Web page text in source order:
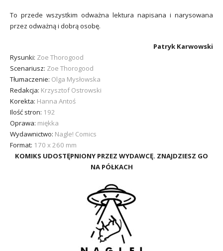
To przede wszystkim odważna lektura napisana i narysowana
przez odważną i dobrą osobę.
Patryk Karwowski
Rysunki: Zoe Thorogood
Scenariusz: Zoe Thorogood
Tłumaczenie: Olga Mysłowska
Redakcja: Krzysztof Ostrowski
Korekta: Hanna Antoś
Ilość stron: 192
Oprawa: miękka
Wydawnictwo: Nagle! Comics
Format: 170 x 260 mm
KOMIKS UDOSTĘPNIONY PRZEZ WYDAWCĘ. ZNAJDZIESZ GO
NA PÓŁKACH